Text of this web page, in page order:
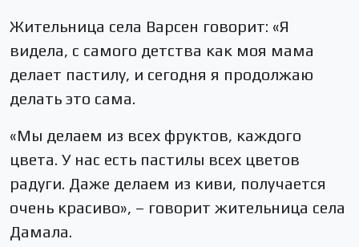
Жительница села Варсен говорит: «Я
видела, с самого детства как моя мама
делает пастилу, и сегодня я продолжаю
делать это сама.
«Мы делаем из всех фруктов, каждого
цвета. У нас есть пастилы всех цветов
радуги. Даже делаем из киви, получается
очень красиво», – говорит жительница села
Дамала.